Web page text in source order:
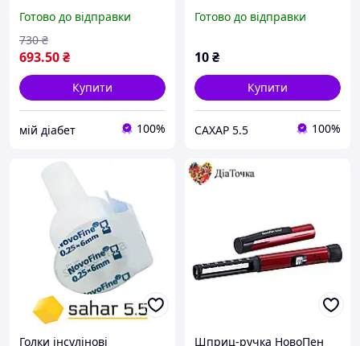
Готово до відправки
693.50₴
730 ₴
Купити
мій діабет 100%
Готово до відправки
10₴
Купити
САХАР 5.5 100%
Голки інсулінові Шприц-ручка НовоПен